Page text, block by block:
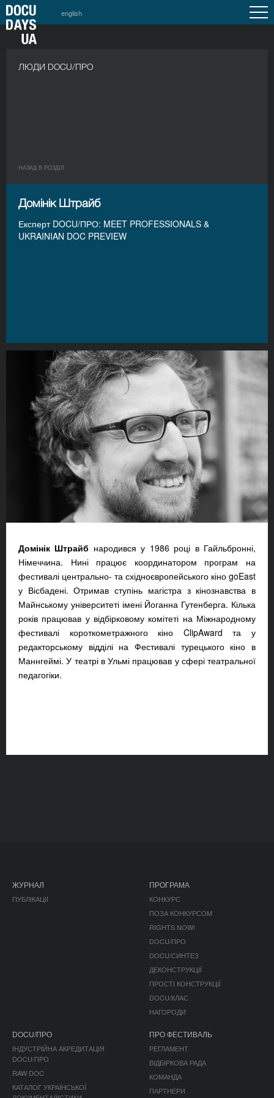
english
ЛЮДИ DOCU/ПРО
НАЗАД В РОЗДIЛ
Домінік Штрайб
Експерт DOCU/ПРО: MEET PROFESSIONALS &
UKRAINIAN DOC PREVIEW
Домінік Штрайб народився у 1986 році в Гайльбронні,
Німеччина. Нині працює координатором програм на
фестивалі центрально- та східноєвропейського кіно goEast
у Вісбадені. Отримав ступінь магістра з кінознавства в
Майнському університеті імені Йоганна Гутенберга. Кілька
років працював у відбірковому комітеті на Міжнародному
фестивалі короткометражного кіно ClipAward та у
редакторському відділі на Фестивалі турецького кіно в
Маннгеймі. У театрі в Ульмі працював у сфері театральної
педагогіки.
ЖУРНАЛ
ПУБЛІКАЦІЇ
ПРОГРАМА
КОНКУРС
ПОЗА КОНКУРСОМ
RIGHTS NOW!
DOCU/ПРО
DOCU/СИНТЕЗ
ДЕКОНСТРУКЦІЇ
ПРОСТІ КОНСТРУКЦІЇ
DOCU/КЛАС
НАГОРОДИ
DOCU/ПРО
ІНДУСТРІЙНА АКРЕДИТАЦІЯ
DOCU/ПРО
RAW DOC
КАТАЛОГ УКРАЇНСЬКОЇ
ПРО ФЕСТИВАЛЬ
РЕГЛАМЕНТ
ВІДБІРКОВА РАДА
КОМАНДА
ПАРТНЕРИ